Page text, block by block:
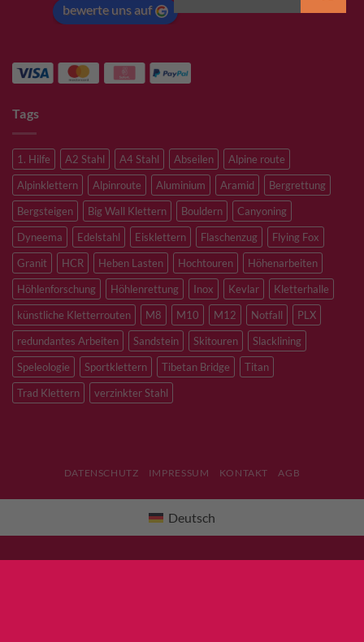
bewerte uns auf
Tags
1. Hilfe A2 Stahl A4 Stahl Abseilen
Alpine route
Alpinklettern
Alpinroute Aluminium Aramid
Bergrettung
Bergsteigen
Big Wall Klettern Bouldern
Canyoning
Dyneema
Edelstahl Eisklettern Flaschenzug
Flying Fox
Granit
HCR Heben Lasten Hochtouren
Höhenarbeiten
Höhlenforschung
Höhlenrettung Inox Kevlar
Kletterhalle
künstliche Kletterrouten
M8 M10 M12 Notfall
PLX
redundantes Arbeiten
Sandstein Skitouren
Slacklining
Speleologie
Sportklettern Tibetan Bridge
Titan
Trad Klettern
verzinkter Stahl
DATENSCHUTZ IMPRESSUM KONTAKT AGB
Deutsch